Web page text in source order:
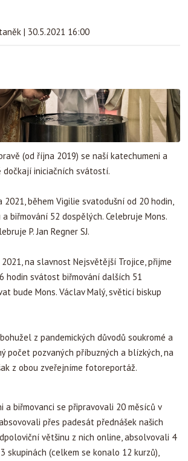
| 30.5.2021 16:00
(od října 2019) se naší katechumeni a
dočkají iniciačních svátostí.
2021, během Vigilie svatodušní od 20 hodin,
biřmování 52 dospělých. Celebruje Mons.
P. Jan Regner SJ.
na slavnost Nejsvětější Trojice, přijme
hodin svátost biřmování dalších 51
bude Mons. Václav Malý, světicí biskup
z pandemických důvodů soukromé a
počet pozvaných příbuzných a blízkých, na
z obou zveřejníme fotoreportáž.
a biřmovanci se připravovali 20 měsíců v
přes padesát přednášek našich
většinu z nich online, absolvovali 4
skupinách (celkem se konalo 12 kurzů),